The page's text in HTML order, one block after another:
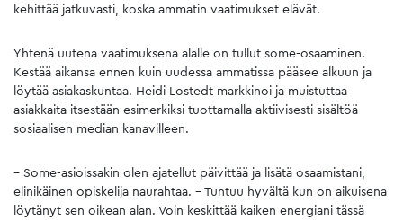
kehittää jatkuvasti, koska ammatin vaatimukset elävät.
Yhtenä uutena vaatimuksena alalle on tullut some-osaaminen.
Kestää aikansa ennen kuin uudessa ammatissa pääsee alkuun ja
löytää asiakaskuntaa. Heidi Lostedt markkinoi ja muistuttaa
asiakkaita itsestään esimerkiksi tuottamalla aktiivisesti sisältöä
sosiaalisen median kanavilleen.
– Some-asioissakin olen ajatellut päivittää ja lisätä osaamistani,
elinikäinen opiskelija naurahtaa. – Tuntuu hyvältä kun on aikuisena
löytänyt sen oikean alan. Voin keskittää kaiken energiani tässä